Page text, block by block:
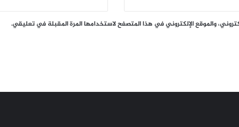
والموقع الإلكتروني في هذا المتصفح لاستخدامها المرة المقبلة في تعليقي.